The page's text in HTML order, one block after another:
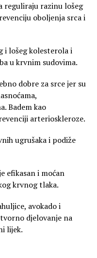
reguliraju razinu lošeg
oboljenja srca i
i lošeg kolesterola i
u krvnim sudovima.
dobre za srce jer su
Badem kao
arterioskleroze.
ugrušaka i podiže
efikasan i moćan
krvnog tlaka.
avokado i
djelovanje na
lijek.